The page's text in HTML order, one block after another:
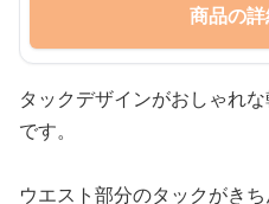
商品の
タックデザインがおしゃれ
です。
ウエスト部分のタックがき